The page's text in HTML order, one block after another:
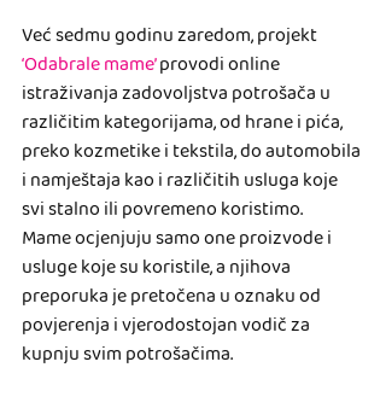
Već sedmu godinu zaredom, projekt
‘Odabrale mame’ provodi online
istraživanja zadovoljstva potrošača u
različitim kategorijama, od hrane i pića,
preko kozmetike i tekstila, do automobila
i namještaja kao i različitih usluga koje
svi stalno ili povremeno koristimo.
Mame ocjenjuju samo one proizvode i
usluge koje su koristile, a njihova
preporuka je pretočena u oznaku od
povjerenja i vjerodostojan vodič za
kupnju svim potrošačima.